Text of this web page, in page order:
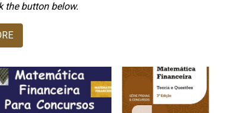
the button below.